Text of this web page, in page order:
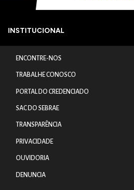
INSTITUCIONAL
ENCONTRE-NOS
TRABALHE CONOSCO
PORTAL DO CREDENCIADO
SAC DO SEBRAE
TRANSPARÊNCIA
PRIVACIDADE
OUVIDORIA
DENUNCIA